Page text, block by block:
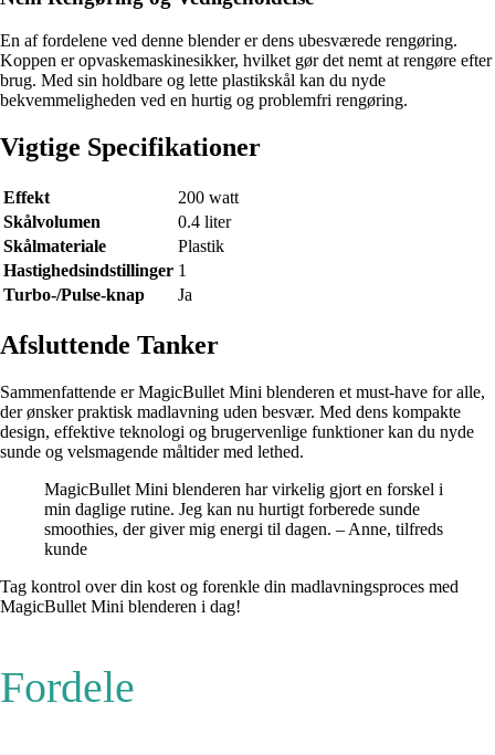
En af fordelene ved denne blender er dens ubesværede rengøring.
Koppen er opvaskemaskinesikker, hvilket gør det nemt at rengøre efter
brug. Med sin holdbare og lette plastikskål kan du nyde
bekvemmeligheden ved en hurtig og problemfri rengøring.
Vigtige Specifikationer
Effekt
200 watt
Skålvolumen
0.4 liter
Skålmateriale
Plastik
Hastighedsindstillinger 1
Turbo-/Pulse-knap
Ja
Afsluttende Tanker
Sammenfattende er MagicBullet Mini blenderen et must-have for alle,
der ønsker praktisk madlavning uden besvær. Med dens kompakte
design, effektive teknologi og brugervenlige funktioner kan du nyde
sunde og velsmagende måltider med lethed.
MagicBullet Mini blenderen har virkelig gjort en forskel i
min daglige rutine. Jeg kan nu hurtigt forberede sunde
smoothies, der giver mig energi til dagen. – Anne, tilfreds
kunde
Tag kontrol over din kost og forenkle din madlavningsproces med
MagicBullet Mini blenderen i dag!
Fordele